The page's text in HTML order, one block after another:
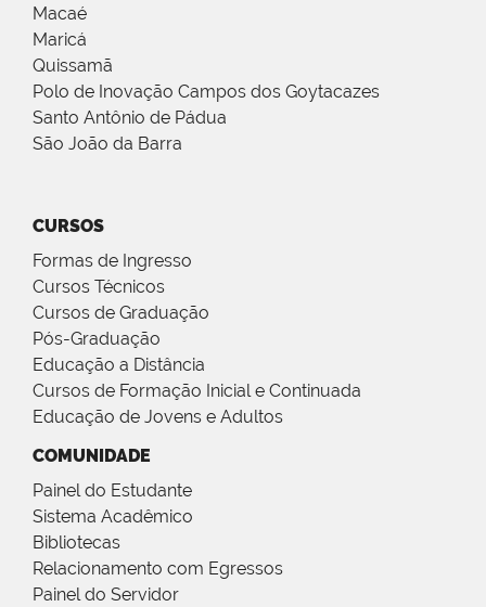
Macaé
Maricá
Quissamã
Polo de Inovação Campos dos Goytacazes
Santo Antônio de Pádua
São João da Barra
CURSOS
Formas de Ingresso
Cursos Técnicos
Cursos de Graduação
Pós-Graduação
Educação a Distância
Cursos de Formação Inicial e Continuada
Educação de Jovens e Adultos
COMUNIDADE
Painel do Estudante
Sistema Acadêmico
Bibliotecas
Relacionamento com Egressos
Painel do Servidor